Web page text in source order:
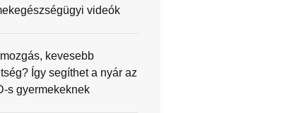
videók
kevesebb
Így segíthet a nyár az
s gyermekeknek